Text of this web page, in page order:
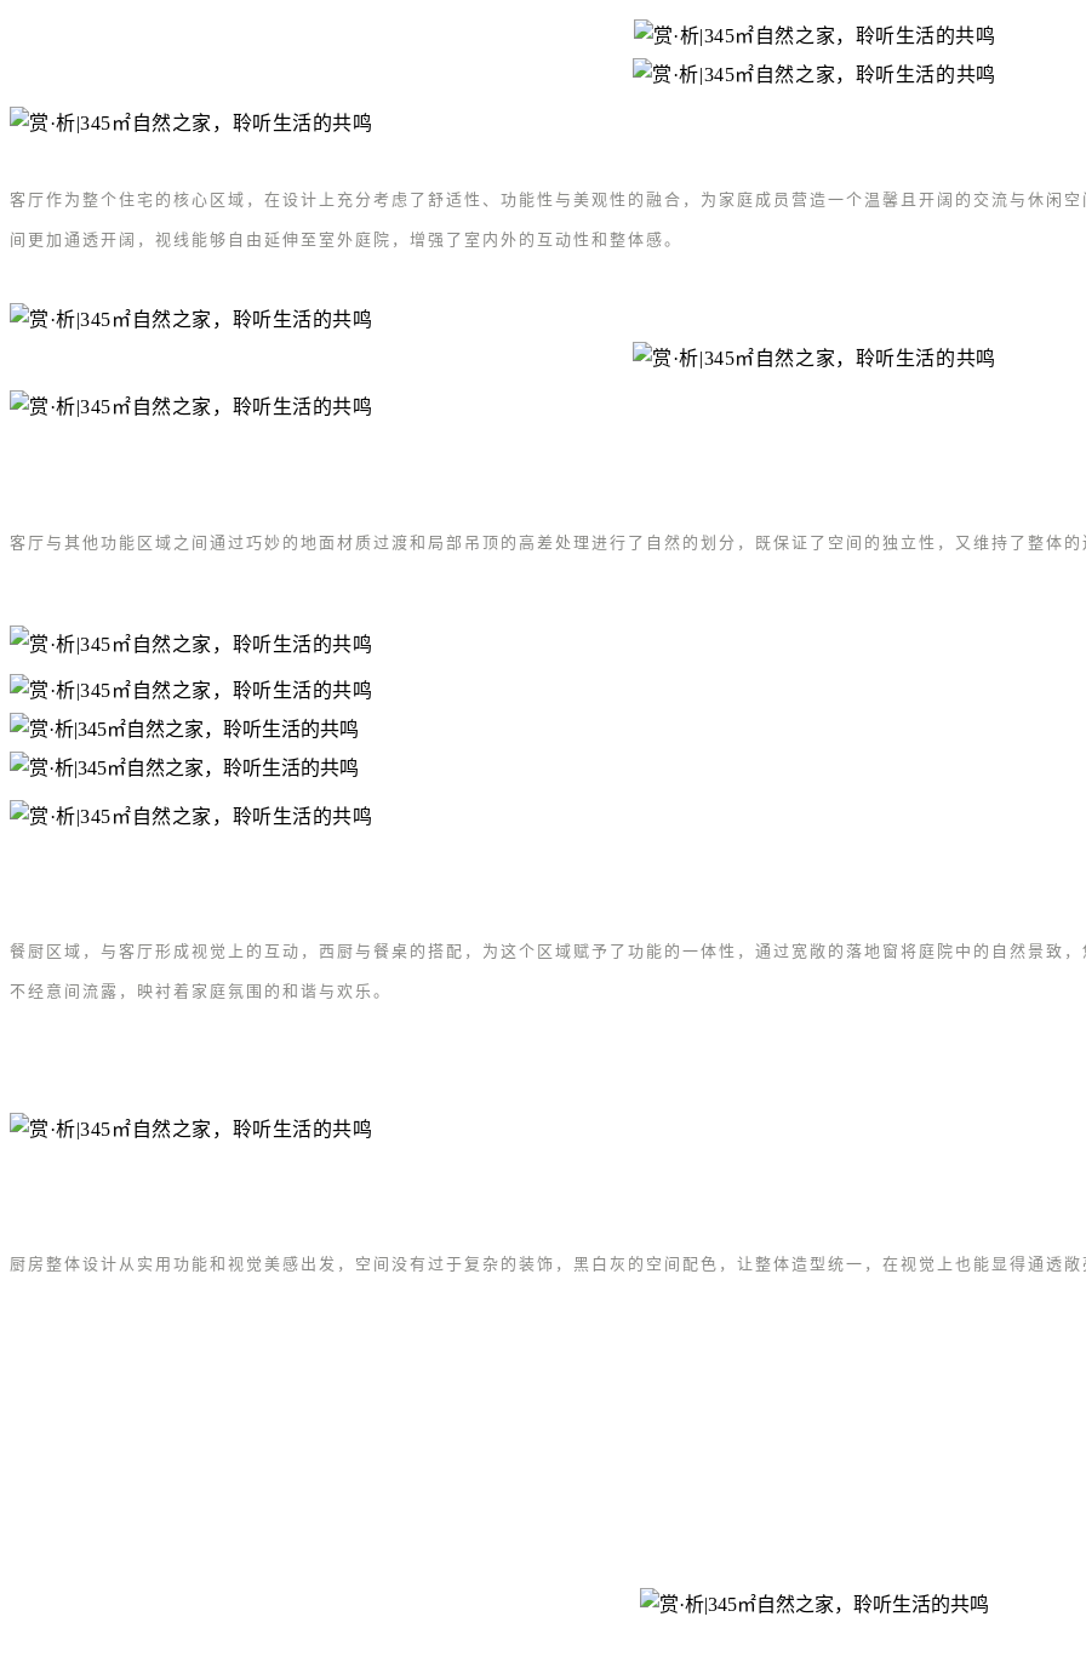
客厅作为整个住宅的核心区域，在设计上充分考虑了舒适性、功能性与美观性的融合，为家庭成员营造一个温馨且开阔的交流与休闲空
间更加通透开阔，视线能够自由延伸至室外庭院，增强了室内外的互动性和整体感。
客厅与其他功能区域之间通过巧妙的地面材质过渡和局部吊顶的高差处理进行了自然的划分，既保证了空间的独立性，又维持了整体的
餐厨区域，与客厅形成视觉上的互动，西厨与餐桌的搭配，为这个区域赋予了功能的一体性，通过宽敞的落地窗将庭院中的自然景致
不经意间流露，映衬着家庭氛围的和谐与欢乐。
厨房整体设计从实用功能和视觉美感出发，空间没有过于复杂的装饰，黑白灰的空间配色，让整体造型统一，在视觉上也能显得通透敞